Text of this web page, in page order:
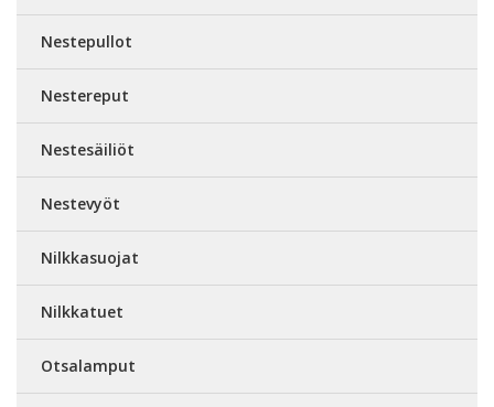
Nestepullot
Nestereput
Nestesäiliöt
Nestevyöt
Nilkkasuojat
Nilkkatuet
Otsalamput